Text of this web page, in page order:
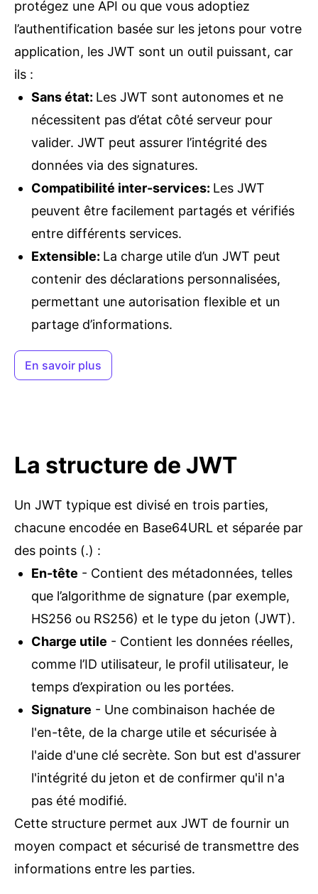
protégez une API ou que vous adoptiez
l’authentification basée sur les jetons pour votre
application, les JWT sont un outil puissant, car
ils :
Sans état: Les JWT sont autonomes et ne
nécessitent pas d’état côté serveur pour
valider. JWT peut assurer l’intégrité des
données via des signatures.
Compatibilité inter-services: Les JWT
peuvent être facilement partagés et vérifiés
entre différents services.
Extensible: La charge utile d’un JWT peut
contenir des déclarations personnalisées,
permettant une autorisation flexible et un
partage d’informations.
En savoir plus
La structure de JWT
Un JWT typique est divisé en trois parties,
chacune encodée en Base64URL et séparée par
des points (.) :
En-tête - Contient des métadonnées, telles
que l’algorithme de signature (par exemple,
HS256 ou RS256) et le type du jeton (JWT).
Charge utile - Contient les données réelles,
comme l’ID utilisateur, le profil utilisateur, le
temps d’expiration ou les portées.
Signature - Une combinaison hachée de
l'en-tête, de la charge utile et sécurisée à
l'aide d'une clé secrète. Son but est d'assurer
l'intégrité du jeton et de confirmer qu'il n'a
pas été modifié.
Cette structure permet aux JWT de fournir un
moyen compact et sécurisé de transmettre des
informations entre les parties.